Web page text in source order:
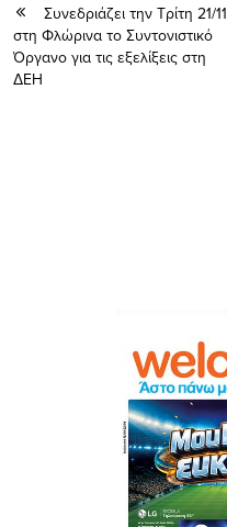
Συνεδριάζει την Τρίτη 21/11
στη Φλώρινα το Συντονιστικό
Όργανο για τις εξελίξεις στη
ΔΕΗ